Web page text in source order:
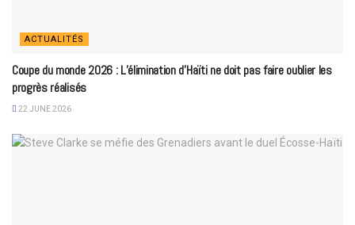
ACTUALITÉS
Coupe du monde 2026 : L’élimination d’Haïti ne doit pas faire oublier les
progrès réalisés
22 JUNE 2026